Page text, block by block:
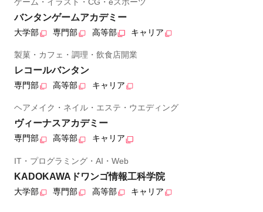
バンタンゲームアカデミー
大学部 専門部 高等部 キャリア
製菓・カフェ・調理・飲食店開業
レコールバンタン
専門部 高等部 キャリア
ヘアメイク・ネイル・エステ・ウエディング
ヴィーナスアカデミー
専門部 高等部 キャリア
IT・プログラミング・AI・Web
KADOKAWAドワンゴ情報工科学院
大学部 専門部 高等部 キャリア